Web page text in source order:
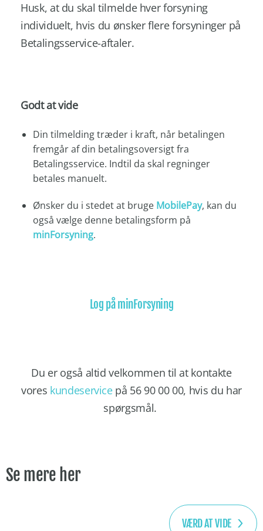
Husk, at du skal tilmelde hver forsyning
individuelt, hvis du ønsker flere forsyninger på
Betalingsservice-aftaler.
Godt at vide
Din tilmelding træder i kraft, når betalingen
fremgår af din betalingsoversigt fra
Betalingsservice. Indtil da skal regninger
betales manuelt.
Ønsker du i stedet at bruge MobilePay, kan du
også vælge denne betalingsform på
minForsyning.
Log på minForsyning
Du er også altid velkommen til at kontakte
vores kundeservicepå 56 90 00 00, hvis du har
spørgsmål.
Se mere her
VÆRD AT VIDE